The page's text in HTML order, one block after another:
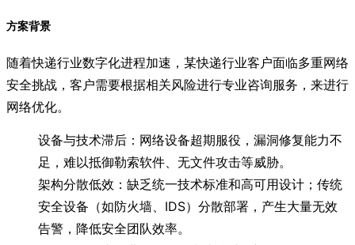
方案背景
随着快递行业数字化进程加速，某快递行业客户面临多重网络
安全挑战，客户需要根据相关风险进行专业咨询服务，来进行
网络优化。
设备与技术滞后：网络设备超期服役，漏洞修复能力不
足，难以抵御勒索软件、无文件攻击等威胁。
架构分散低效：缺乏统一技术标准和高可用设计；传统
安全设备（如防火墙、IDS）分散部署，产生大量无效
告警，降低安全团队效率。